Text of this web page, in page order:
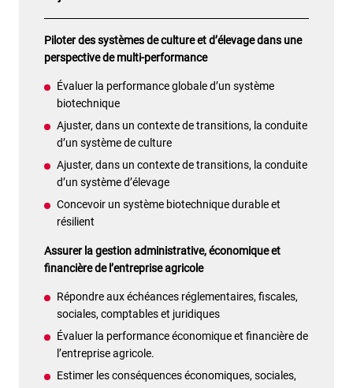
Piloter des systèmes de culture et d’élevage dans une
perspective de multi-performance
Évaluer la performance globale d’un système
biotechnique
Ajuster, dans un contexte de transitions, la conduite
d’un système de culture
Ajuster, dans un contexte de transitions, la conduite
d’un système d’élevage
Concevoir un système biotechnique durable et
résilient
Assurer la gestion administrative, économique et
financière de l’entreprise agricole
Répondre aux échéances réglementaires, fiscales,
sociales, comptables et juridiques
Évaluer la performance économique et financière de
l’entreprise agricole.
Estimer les conséquences économiques, sociales,